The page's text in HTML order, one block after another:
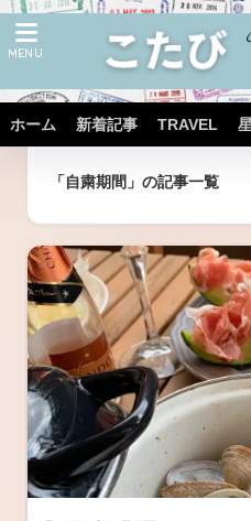
ホーム 新着記事 TRAVEL
ホーム タグ
「自粛期間」の記事一覧